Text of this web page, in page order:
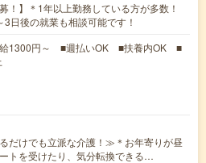
！】＊1年以上勤務している方が多数！
3日後の就業も相談可能です！
給1300円～ ■週払いOK ■扶養内OK ■
だけでも立派な介護！≫＊お年寄りが昼
トを受けたり、気分転換できる…